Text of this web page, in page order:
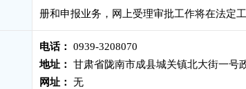
册和申报业务，网上受理审批工作将在法定
电话：
0939-3208070
地址：
甘肃省陇南市成县城关镇北大街一号
网址：
无